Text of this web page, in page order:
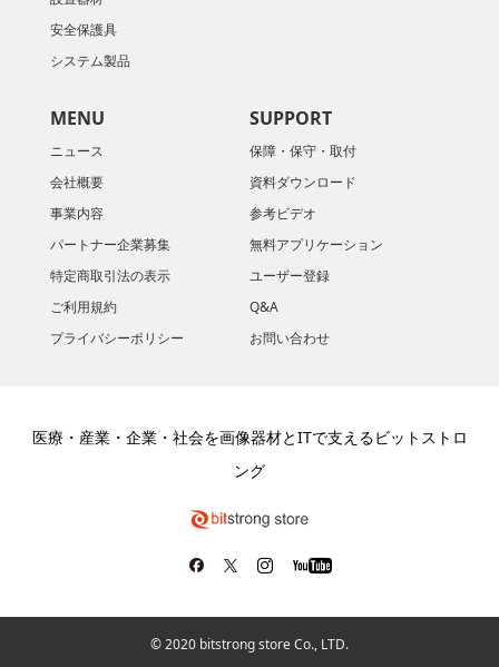
安全保護具
システム製品
MENU
ニュース
会社概要
​事業内容
パートナー企業募集
特定商取引法の表示
ご利用規約
プライバシーポリシー
SUPPORT
保障・保守・取付
資料ダウンロード
参考ビデオ
無料アプリケーション
ユーザー登録
Q&A
お問い合わせ
医療・産業・企業・社会を画像器材とITで支えるビットストロ
ング
© 2020 bitstrong store Co., LTD.